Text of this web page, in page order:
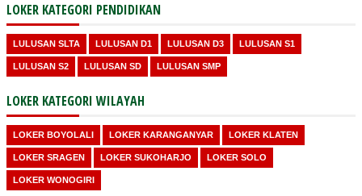
LOKER KATEGORI PENDIDIKAN
LULUSAN SLTA LULUSAN D1 LULUSAN D3 LULUSAN S1
LULUSAN S2 LULUSAN SD LULUSAN SMP
LOKER KATEGORI WILAYAH
LOKER BOYOLALI LOKER KARANGANYAR LOKER KLATEN
LOKER SRAGEN LOKER SUKOHARJO LOKER SOLO
LOKER WONOGIRI